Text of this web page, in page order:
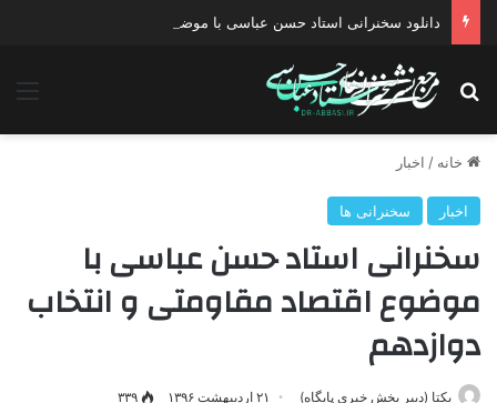
دانلود سخنرانی استاد حسن عباسی با موضوع چهار انتخاب ۱۴۰۰
جستجو برای
خانه / اخبار
اخبار سخنرانی ها
سخنرانی استاد حسن عباسی با
موضوع اقتصاد مقاومتی و انتخاب
دوازدهم
یکتا (دبیر بخش خبری پایگاه) ۲۱ اردیبهشت ۱۳۹۶ ۳۳۹